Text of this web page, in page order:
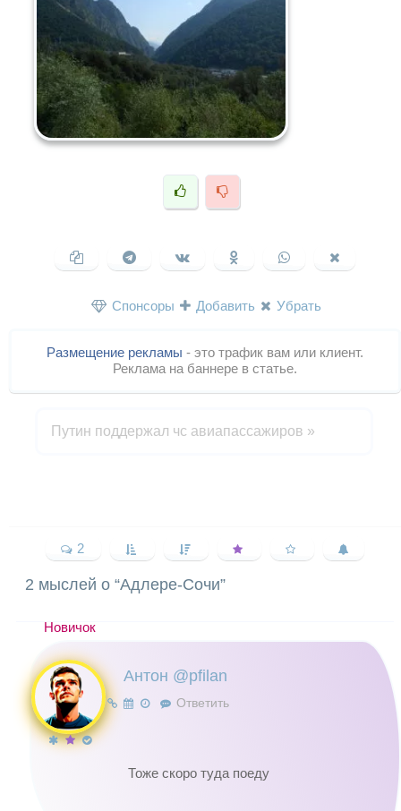
Спонсоры Добавить Убрать
Размещение рекламы - это трафик вам или клиент.
Реклама на баннере в статье.
Путин поддержал чс авиапассажиров »
2
2 мыслей о “Адлере-Сочи”
Новичок
Антон @pfilan
Ответить
Тоже скоро туда поеду